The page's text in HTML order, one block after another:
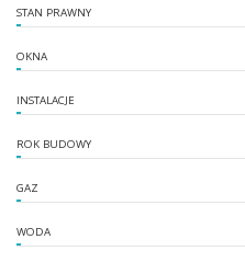
STAN PRAWNY
OKNA
INSTALACJE
ROK BUDOWY
GAZ
WODA